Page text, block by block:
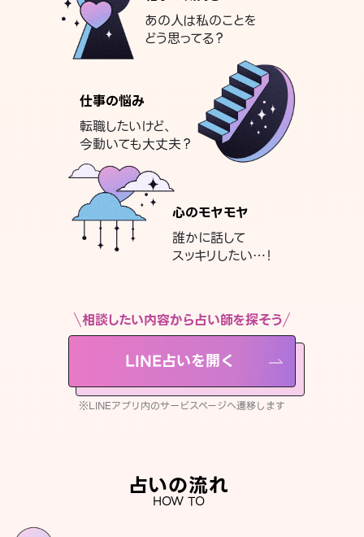
あの人は私のことを
どう思ってる？
仕事の悩み
転職したいけど、
今動いても大丈夫？
心のモヤモヤ
誰かに話して
スッキリしたい…！
相談したい内容から占い師を探そう
LINE占いを開く
※LINEアプリ内のサービスページへ遷移します
占いの流れ
HOW TO